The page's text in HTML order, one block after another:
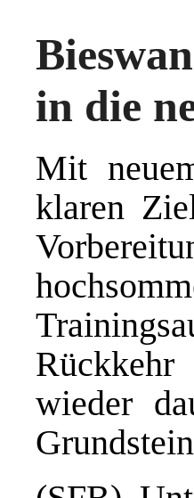
in die
Mit
klaren
wieder